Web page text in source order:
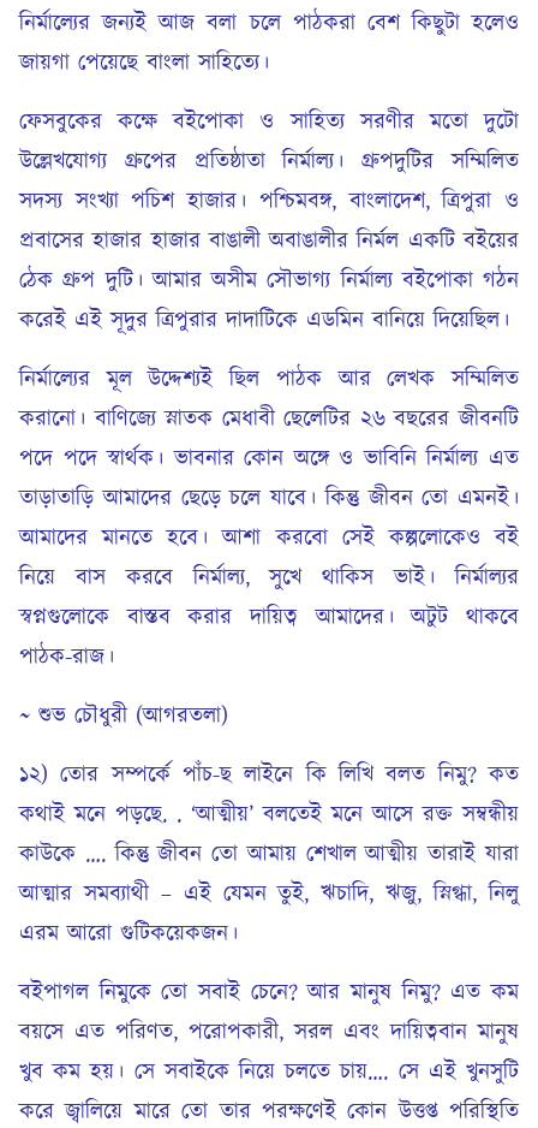
নির্মাল্যের জন্যই আজ বলা চলে পাঠকরা বেশ কিছুটা হলেও
জায়গা পেয়েছে বাংলা সাহিত্যে।
ফেসবুকের কক্ষে বইপোকা ও সাহিত্য সরণীর মতো দুটো
উল্লেখযোগ্য গ্রুপের প্রতিষ্ঠাতা নির্মাল্য। গ্রুপদুটির সম্মিলিত
সদস্য সংখ্যা পচিশ হাজার। পশ্চিমবঙ্গ, বাংলাদেশ, ত্রিপুরা ও
প্রবাসের হাজার হাজার বাঙালী অবাঙালীর নির্মল একটি বইয়ের
ঠেক গ্রুপ দুটি। আমার অসীম সৌভাগ্য নির্মাল্য বইপোকা গঠন
করেই এই সূদুর ত্রিপুরার দাদাটিকে এডমিন বানিয়ে দিয়েছিল।
নির্মাল্যের মূল উদ্দেশ্যই ছিল পাঠক আর লেখক সম্মিলিত
করানো। বাণিজ্যে স্নাতক মেধাবী ছেলেটির ২৬ বছরের জীবনটি
পদে পদে স্বার্থক। ভাবনার কোন অঙ্গে ও ভাবিনি নির্মাল্য এত
তাড়াতাড়ি আমাদের ছেড়ে চলে যাবে। কিন্তু জীবন তো এমনই।
আমাদের মানতে হবে। আশা করবো সেই কল্পলোকেও বই
নিয়ে বাস করবে নির্মাল্য, সুখে থাকিস ভাই। নির্মাল্যর
স্বপ্নগুলোকে বাস্তব করার দায়িত্ব আমাদের। অটুট থাকবে
পাঠক-রাজ।
~ শুভ চৌধুরী (আগরতলা)
১২) তোর সম্পর্কে পাঁচ-ছ লাইনে কি লিখি বলত নিমু? কত
কথাই মনে পড়ছে. . ‘আত্মীয়’ বলতেই মনে আসে রক্ত সম্বন্ধীয়
কাউকে …. কিন্তু জীবন তো আমায় শেখাল আত্মীয় তারাই যারা
আত্মার সমব্যাথী – এই যেমন তুই, ঋচাদি, ঋজু, স্নিগ্ধা, নিলু
এরম আরো গুটিকয়েকজন।
বইপাগল নিমুকে তো সবাই চেনে? আর মানুষ নিমু? এত কম
বয়সে এত পরিণত, পরোপকারী, সরল এবং দায়িত্ববান মানুষ
খুব কম হয়। সে সবাইকে নিয়ে চলতে চায়…. সে এই খুনসুটি
করে জ্বালিয়ে মারে তো তার পরক্ষণেই কোন উত্তপ্ত পরিস্থিতি